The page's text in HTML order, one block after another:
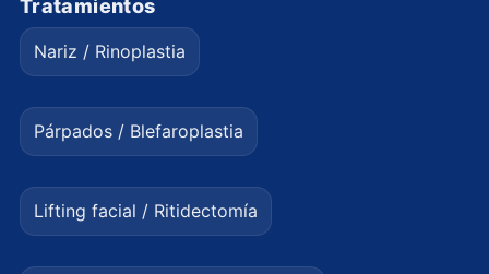
Tratamientos
Nariz / Rinoplastia
Párpados / Blefaroplastia
Lifting facial / Ritidectomía